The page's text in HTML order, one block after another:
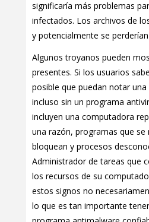
significaría más problemas
infectados. Los archivos de
y potencialmente se
Algunos troyanos pueden
presentes. Si los usuarios
posible que puedan notar
incluso sin un programa
incluyen una computadora
una razón, programas que se
bloquean y procesos
Administrador de tareas que
los recursos de su
estos signos no
lo que es tan importante